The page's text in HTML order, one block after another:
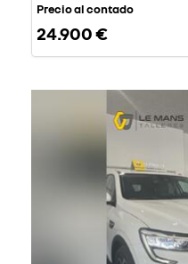
Precio al contado
24.900 €